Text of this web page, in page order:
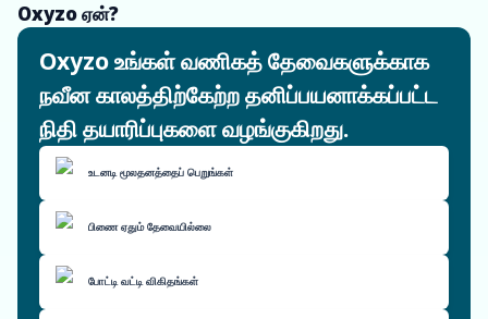
Oxyzo ஏன்?
Oxyzo உங்கள் வணிகத் தேவைகளுக்காக
நவீன காலத்திற்கேற்ற தனிப்பயனாக்கப்பட்ட
நிதி தயாரிப்புகளை வழங்குகிறது.
உடனடி மூலதனத்தைப் பெறுங்கள்
பிணை ஏதும் தேவையில்லை
போட்டி வட்டி விகிதங்கள்